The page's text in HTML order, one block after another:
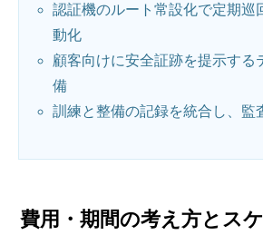
認証機のルート常設化で定期巡
動化
顧客向けに安全証跡を提示する
備
訓練と整備の記録を統合し、監
費用・期間の考え方とス